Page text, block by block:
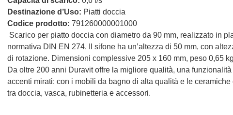
Destinazione d’Uso: Piatti doccia
Codice prodotto: 791260000001000
Scarico per piatto doccia con diametro da 90 mm, realizzato in
normativa DIN EN 274. Il sifone ha un’altezza di 50 mm, con
di rotazione. Dimensioni complessive 205 x 160 mm, peso 0,65
Da oltre 200 anni Duravit offre la migliore qualità, una
accenti mirati: con i mobili da bagno di alta qualità e le
tra doccia, vasca, rubinetteria e accessori.